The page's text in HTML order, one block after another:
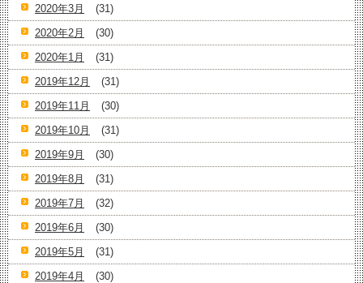
2020年3月
(31)
2020年2月
(30)
2020年1月
(31)
2019年12月
(31)
2019年11月
(30)
2019年10月
(31)
2019年9月
(30)
2019年8月
(31)
2019年7月
(32)
2019年6月
(30)
2019年5月
(31)
2019年4月
(30)